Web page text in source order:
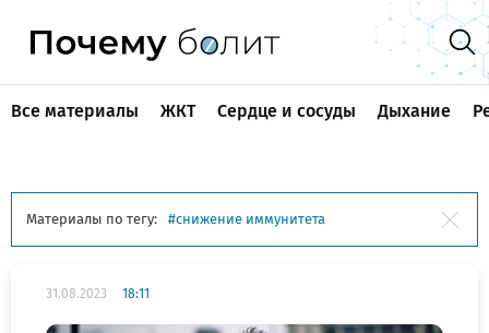
Все материалы ЖКТ Сердце и сосуды Дыхание
Материалы по тегу: снижение иммунитета
31.08.2023 18:11